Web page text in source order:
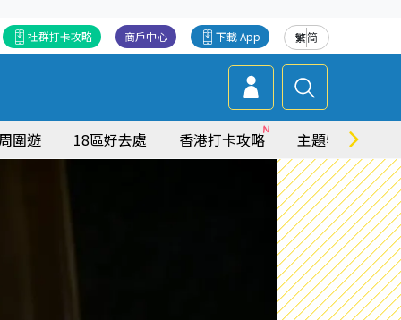
繁简
下載 App
商戶中心
社群打卡攻略
圍遊 18區好去處 香港打卡攻略 主題特集